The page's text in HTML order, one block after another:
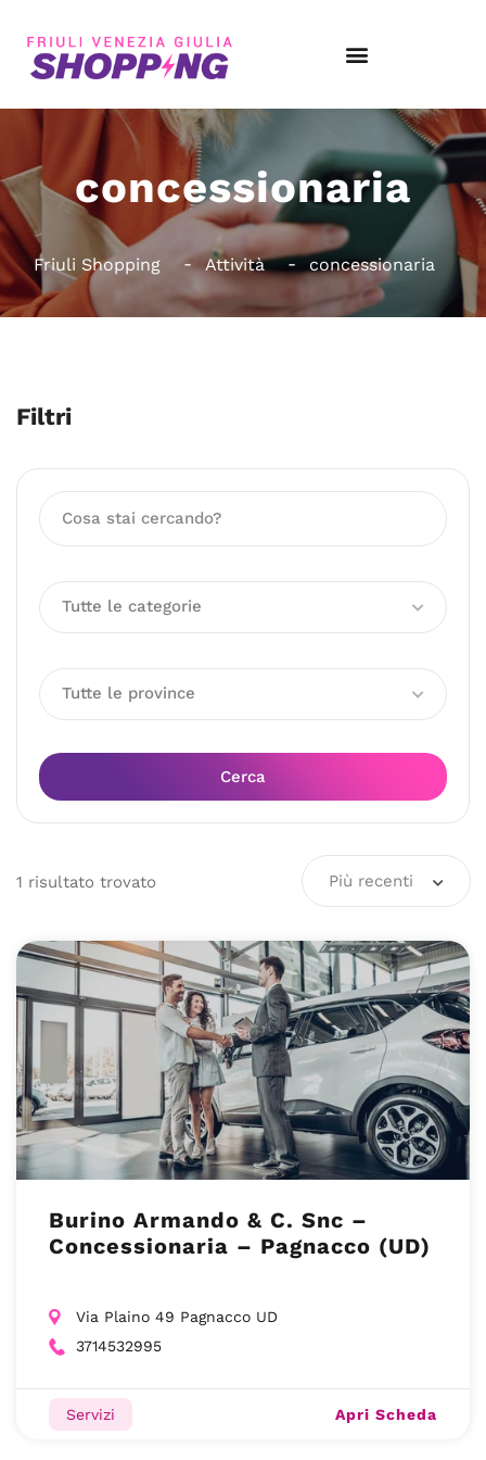
concessionaria
Friuli Shopping Attività concessionaria
Filtri
Tutte le categorie
Tutte le province
Cerca
1 risultato trovato Più recenti
Burino Armando & C. Snc –
Concessionaria – Pagnacco (UD)
Via Plaino 49 Pagnacco UD
3714532995
Servizi Apri Scheda